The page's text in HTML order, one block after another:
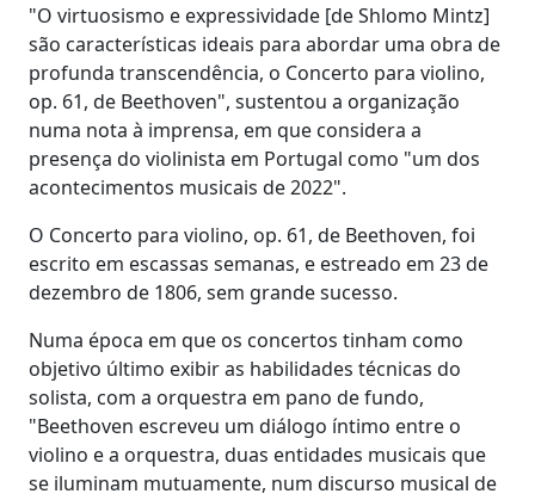
"O virtuosismo e expressividade [de Shlomo Mintz]
são características ideais para abordar uma obra de
profunda transcendência, o Concerto para violino,
op. 61, de Beethoven", sustentou a organização
numa nota à imprensa, em que considera a
presença do violinista em Portugal como "um dos
acontecimentos musicais de 2022".
O Concerto para violino, op. 61, de Beethoven, foi
escrito em escassas semanas, e estreado em 23 de
dezembro de 1806, sem grande sucesso.
Numa época em que os concertos tinham como
objetivo último exibir as habilidades técnicas do
solista, com a orquestra em pano de fundo,
"Beethoven escreveu um diálogo íntimo entre o
violino e a orquestra, duas entidades musicais que
se iluminam mutuamente, num discurso musical de